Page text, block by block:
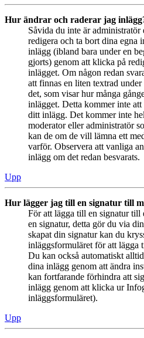
Hur ändrar och raderar jag
Såvida du inte är
redigera och ta bort dina egna
inlägg (ibland bara under en
gjorts) genom att klicka på
inlägget. Om någon redan
att finnas en liten textrad
det, som visar hur många
inlägget. Detta kommer inte
ditt inlägg. Det kommer inte
moderator eller administratör
kan de om de vill lämna ett
varför. Observera att vanliga
inlägg om det redan besvarats.
Upp
Hur lägger jag till en signatur till
För att lägga till en signatur till
en signatur, detta gör du via
skapat din signatur kan du
inläggsformuläret för att
Du kan också automatiskt
dina inlägg genom att ändra
kan fortfarande förhindra att
inlägg genom att klicka ur
inläggsformuläret).
Upp